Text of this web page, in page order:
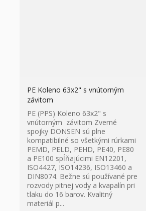
PE Koleno 63x2" s vnútorným
závitom
PE (PPS) Koleno 63x2" s
vnútorným závitom Zverné
spojky DONSEN sú plne
kompatibilné so všetkými rúrkami
PEMD, PELD, PEHD, PE40, PE80
a PE100 spĺňajúcimi EN12201,
ISO4427, ISO14236, ISO13460 a
DIN8074. Bežne sú používané pre
rozvody pitnej vody a kvapalín pri
tlaku do 16 barov. Kvalitný
materiál p...